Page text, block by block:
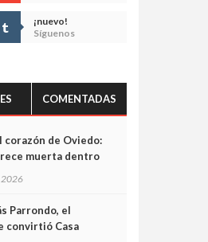
¡nuevo!
Síguenos
COMENTADAS
de Oviedo:
muerta dentro
sus últimos
2026
Parrondo, el
convirtió Casa